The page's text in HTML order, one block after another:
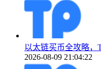
以太链买币全攻略，
2026-08-09 21:04:22